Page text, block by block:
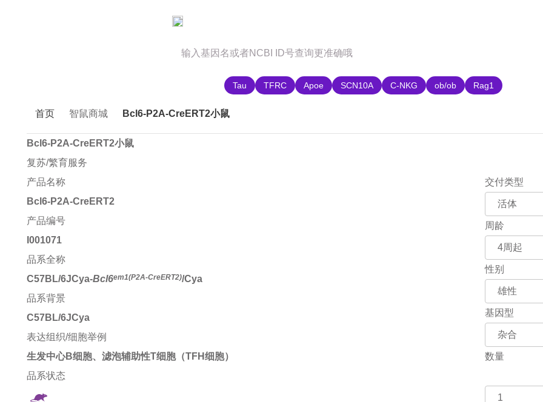
Tau TFRC Apoe SCN10A C-NKG ob/ob Rag1
首页 智鼠商城 Bcl6-P2A-CreERT2小鼠
Bcl6-P2A-CreERT2小鼠
复苏/繁育服务
产品名称
Bcl6-P2A-CreERT2
产品编号
I001071
品系全称
C57BL/6JCya-Bcl6em1(P2A-CreERT2)/Cya
品系背景
C57BL/6JCya
表达组织/细胞举例
生发中心B细胞、滤泡辅助性T细胞（TFH细胞）
品系状态
交付类型
周龄
性别
基因型
数量